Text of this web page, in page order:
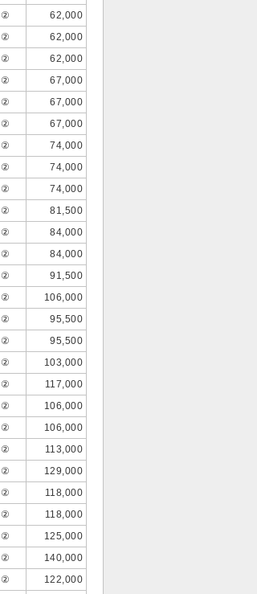
②
62,000
②
62,000
②
62,000
②
67,000
②
67,000
②
67,000
②
74,000
②
74,000
②
74,000
②
81,500
②
84,000
②
84,000
②
91,500
②
106,000
②
95,500
②
95,500
②
103,000
②
117,000
②
106,000
②
106,000
②
113,000
②
129,000
②
118,000
②
118,000
②
125,000
②
140,000
② 122,000